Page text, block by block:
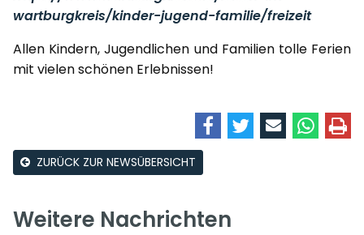
wartburgkreis/kinder-jugend-familie/freizeit
Allen Kindern, Jugendlichen und Familien tolle Ferien
mit vielen schönen Erlebnissen!
ZURÜCK ZUR NEWSÜBERSICHT
Weitere Nachrichten